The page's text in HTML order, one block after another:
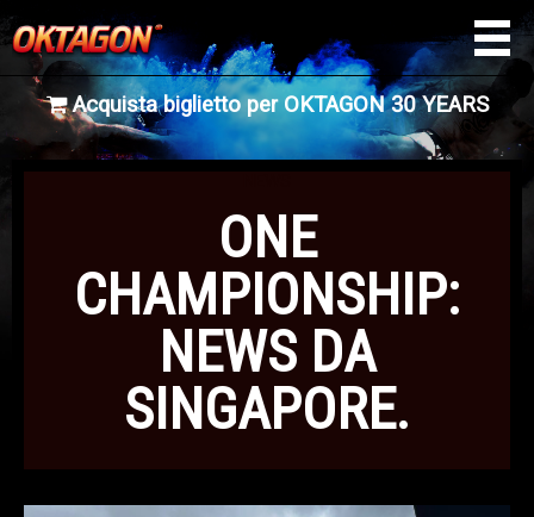
Acquista biglietto per OKTAGON 30 YEARS
ONE
CHAMPIONSHIP:
NEWS DA
SINGAPORE.